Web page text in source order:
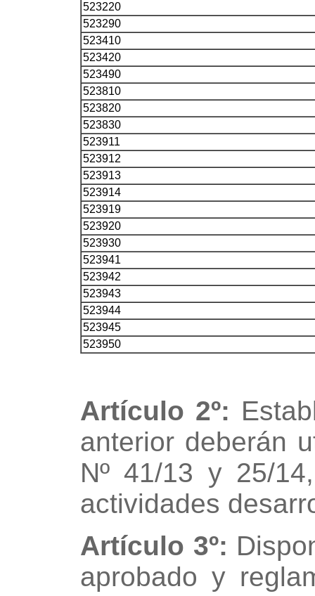
523220
523290
523410
523420
523490
523810
523820
523830
523911
523912
523913
523914
523919
523920
523930
523941
523942
523943
523944
523945
523950
Artículo 2º:
anterior deberán
Nº 41/13 y 25/
actividades
Artículo 3º:
aprobado y